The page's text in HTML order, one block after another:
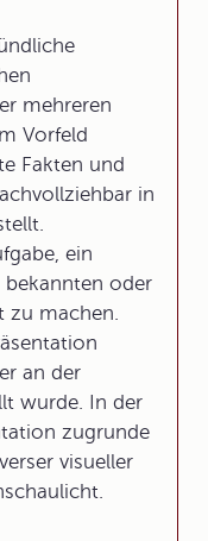
mehreren
Vorfeld
Fakten und
in
ein
oder
zu machen.
an der
wurde. In der
zugrunde
visueller